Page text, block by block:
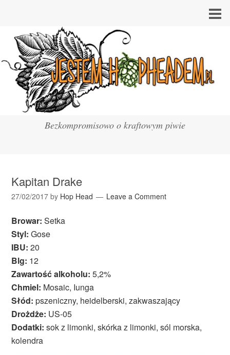
Bezkompromisowo o kraftowym piwie
Kapitan Drake
27/02/2017 by Hop Head Leave a Comment
Browar: Setka
Styl: Gose
IBU: 20
Blg: 12
Zawartość alkoholu: 5,2%
Chmiel: Mosaic, Iunga
Słód: pszeniczny, heidelberski, zakwaszający
Drożdże: US-05
Dodatki: sok z limonki, skórka z limonki, sól morska,
kolendra